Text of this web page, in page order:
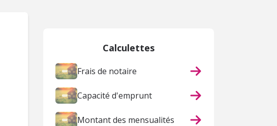
Calculettes
Frais de notaire
Capacité d'emprunt
Montant des mensualités